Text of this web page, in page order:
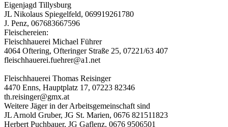
Eigenjagd Tillysburg
JL Nikolaus Spiegelfeld, 069919261780
J. Penz, 067683667596
Fleischereien:
Fleischhauerei Michael Führer
4064 Oftering, Ofteringer Straße 25, 07221/63 407
fleischhauerei.fuehrer@a1.net
Fleischhauerei Thomas Reisinger
4470 Enns, Hauptplatz 17, 07223 82346
th.reisinger@gmx.at
Weitere Jäger in der Arbeitsgemeinschaft sind
JL Arnold Gruber, JG St. Marien, 0676 821511823
Herbert Puchbauer, JG Gaflenz, 0676 9506501